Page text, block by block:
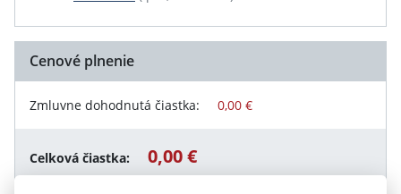
Cenové plnenie
Zmluvne dohodnutá čiastka: 0,00 €
Celková čiastka: 0,00 €